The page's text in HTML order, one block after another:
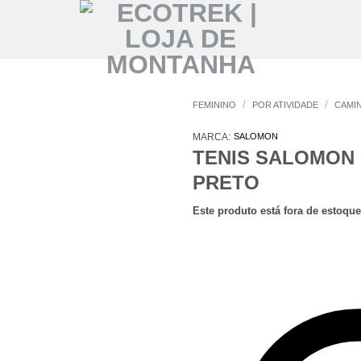
FEMININO / POR ATIVIDADE /
MARCA: SALOMON
TENIS
PRETO
Este produto está fora de